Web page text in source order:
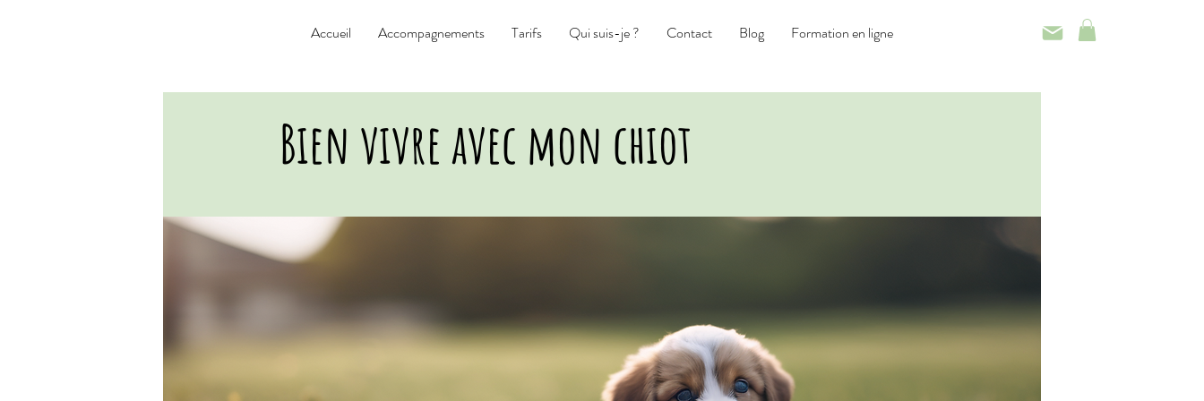
Accueil Accompagnements Tarifs Qui suis-je ? Contact Blog Formation en ligne
Bien vivre avec mon chiot